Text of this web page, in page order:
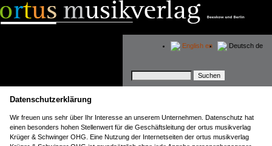
Suchbegriffe
Deutsch de
English en
Datenschutzerklärung
Wir freuen uns sehr über Ihr Interesse an unserem Unternehmen. Datenschutz hat
einen besonders hohen Stellenwert für die Geschäftsleitung der ortus musikverlag
Krüger & Schwinger OHG. Eine Nutzung der Internetseiten der ortus musikverlag